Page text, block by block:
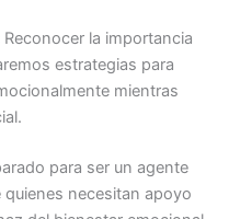
Reconocer la importancia
estrategias para
mientras
para ser un agente
necesitan apoyo